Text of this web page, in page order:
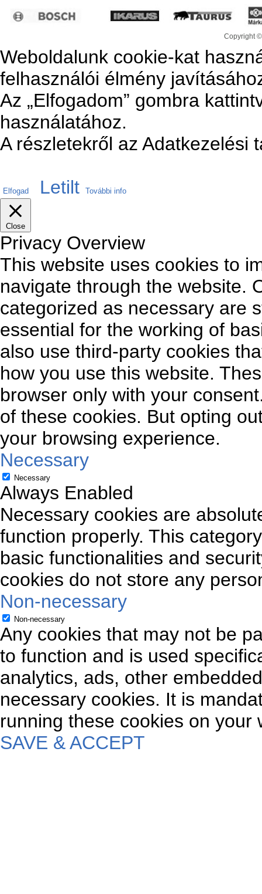
Copyright
Weboldalunk cookie-kat
felhasználói élmény
Az „Elfogadom” gombra
használatához.
A részletekről az Adatkezelési
Elfogad Letilt További info
Close
Privacy Overview
This website uses cookies to
navigate through the website.
categorized as necessary are
essential for the working of
also use third-party cookies
how you use this website.
browser only with your
of these cookies. But opting
your browsing experience.
Necessary
Necessary
Always Enabled
Necessary cookies are
function properly. This
basic functionalities and
cookies do not store any
Non-necessary
Non-necessary
Any cookies that may not be
to function and is used
analytics, ads, other
necessary cookies. It is
running these cookies on your
SAVE & ACCEPT